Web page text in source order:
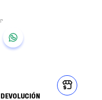
DEVOLUCIÓN